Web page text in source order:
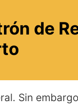
de
Sin